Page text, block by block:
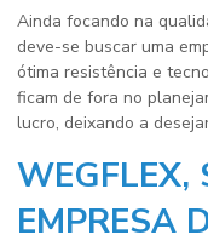
Ainda focando na
deve-se buscar uma
ótima resistência e
ficam de fora no
lucro, deixando a
WEGFLEX,
EMPRESA